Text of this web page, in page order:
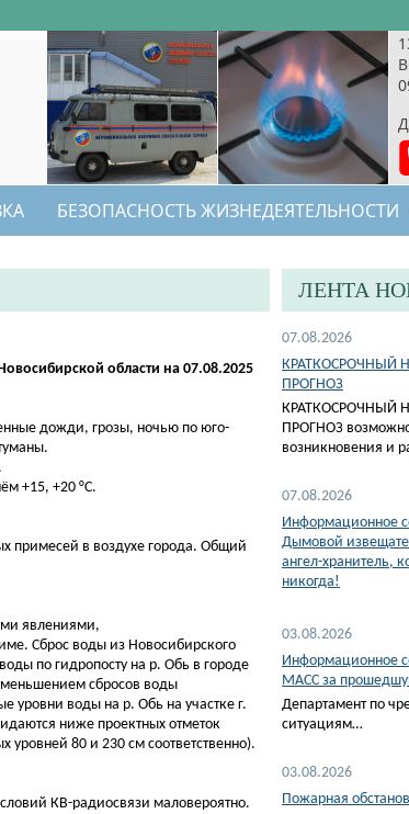
БЕЗОПАСНОСТЬ ЖИЗНЕДЕЯТЕЛЬНОСТИ
области на 07.08.2025
дожди, грозы, ночью по юго-
+15, +20 °С.
примесей в воздухе города. Общий
явлениями,
Сброс воды из Новосибирского
по гидропосту на р. Обь в городе
сбросов воды
уровни воды на р. Обь на участке г.
ниже проектных отметок
уровней 80 и 230 см соответственно).
КВ-радиосвязи маловероятно.
ЛЕНТА
07.08.2026
КРАТКОСРОЧНЫЙ
ПРОГНОЗ
КРАТКОСРОЧНЫЙ
ПРОГНОЗ
возникновения и
07.08.2026
Информационное
Дымовой
ангел-хранитель,
никогда!
03.08.2026
Информационное
МАСС за
Департамент по
ситуациям…
03.08.2026
Пожарная